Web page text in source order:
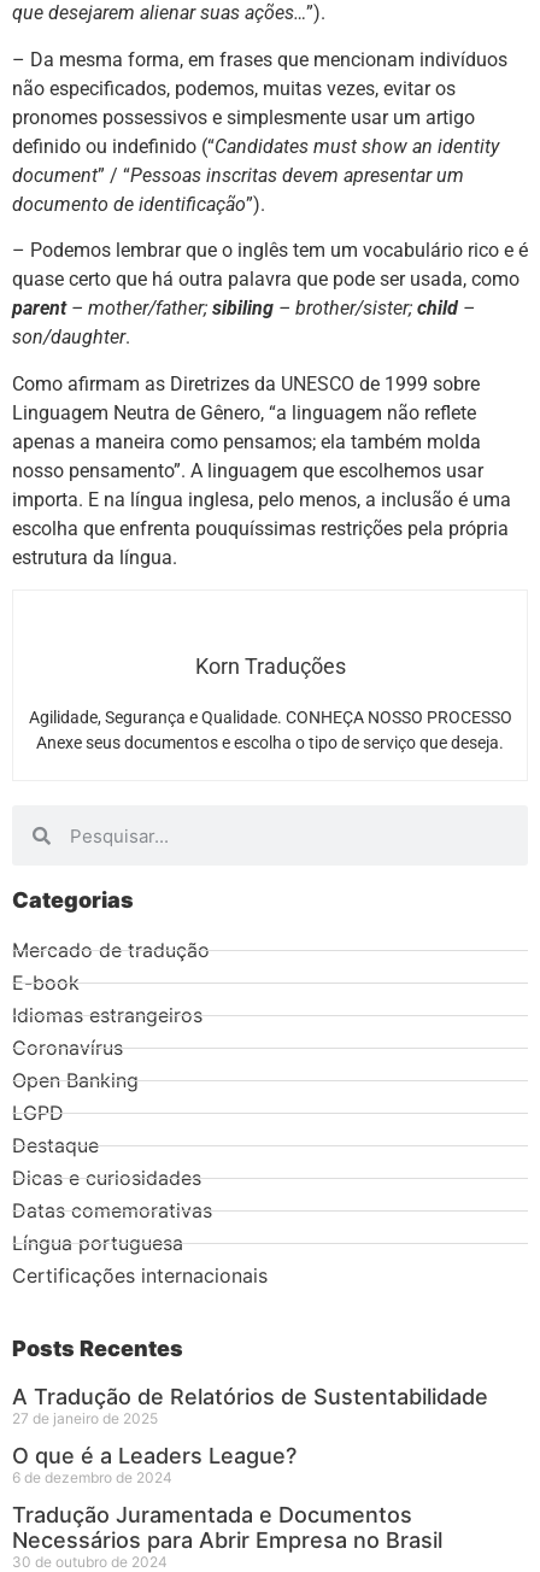
que desejarem alienar suas ações…”).
– Da mesma forma, em frases que mencionam indivíduos
não especificados, podemos, muitas vezes, evitar os
pronomes possessivos e simplesmente usar um artigo
definido ou indefinido (“Candidates must show an identity
document” / “Pessoas inscritas devem apresentar um
documento de identificação”).
– Podemos lembrar que o inglês tem um vocabulário rico e é
quase certo que há outra palavra que pode ser usada, como
parent– mother/father; sibiling – brother/sister; child –
son/daughter.
Como afirmam as Diretrizes da UNESCO de 1999 sobre
Linguagem Neutra de Gênero, “a linguagem não reflete
apenas a maneira como pensamos; ela também molda
nosso pensamento”. A linguagem que escolhemos usar
importa. E na língua inglesa, pelo menos, a inclusão é uma
escolha que enfrenta pouquíssimas restrições pela própria
estrutura da língua.
Korn Traduções
Agilidade, Segurança e Qualidade. CONHEÇA NOSSO PROCESSO
Anexe seus documentos e escolha o tipo de serviço que deseja.
Categorias
Mercado de tradução
E-book
Idiomas estrangeiros
Coronavírus
Open Banking
LGPD
Destaque
Dicas e curiosidades
Datas comemorativas
Língua portuguesa
Certificações internacionais
Posts Recentes
A Tradução de Relatórios de Sustentabilidade
27 de janeiro de 2025
O que é a Leaders League?
6 de dezembro de 2024
Tradução Juramentada e Documentos
Necessários para Abrir Empresa no Brasil
30 de outubro de 2024